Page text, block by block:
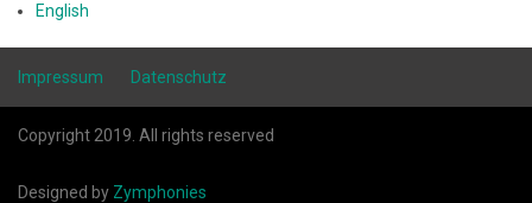
English
Impressum Datenschutz
Copyright 2019. All rights reserved
Designed by Zymphonies